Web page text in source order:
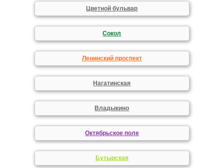
Цветной бульвар
Сокол
Ленинский проспект
Нагатинская
Владыкино
Октябрьское поле
Бутырская